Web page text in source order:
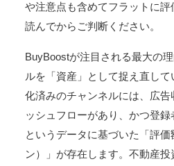
や注意点も含めてフラットに
読んでからご判断ください。
BuyBoostが注目される最大の
ルを「資産」として捉え直し
化済みのチャンネルには、広
ッシュフローがあり、かつ登
というデータに基づいた「評価
ン）」が存在します。不動産